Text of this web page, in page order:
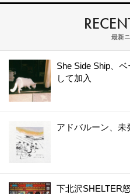
最新
She Side Ship、
して加入
アドバルーン、未
下北沢SHELTER